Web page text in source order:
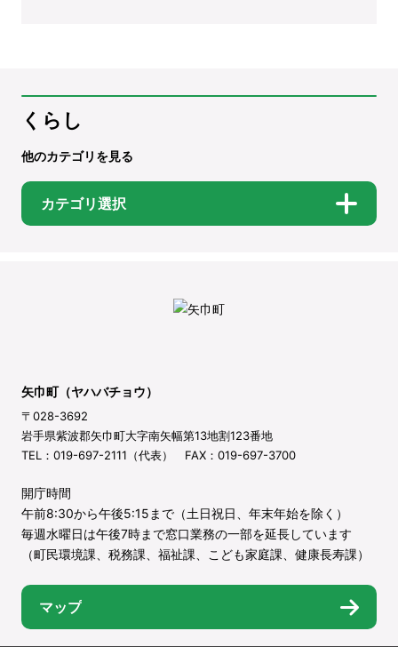
くらし
他のカテゴリを見る
カテゴリ選択
矢巾町（ヤハバチョウ）
〒028-3692
岩手県紫波郡矢巾町大字南矢幅第13地割123番地
TEL：019-697-2111（代表） FAX：019-697-3700
開庁時間
午前8:30から午後5:15まで（土日祝日、年末年始を除く）
毎週水曜日は午後7時まで窓口業務の一部を延長しています
（町民環境課、税務課、福祉課、こども家庭課、健康長寿課）
マップ